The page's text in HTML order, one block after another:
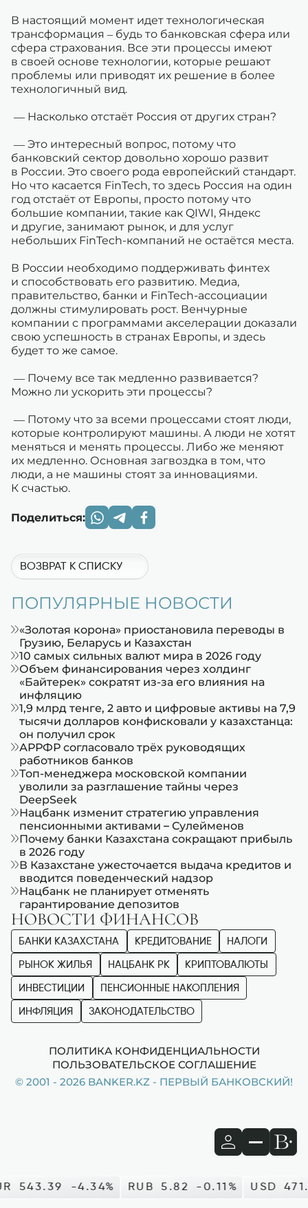
В настоящий момент идет технологическая
трансформация – будь то банковская сфера или
сфера страхования. Все эти процессы имеют
в своей основе технологии, которые решают
проблемы или приводят их решение в более
технологичный вид.
— Насколько отстаёт Россия от других стран?
— Это интересный вопрос, потому что
банковский сектор довольно хорошо развит
в России. Это своего рода европейский стандарт.
Но что касается FinTech, то здесь Россия на один
год отстаёт от Европы, просто потому что
большие компании, такие как QIWI, Яндекс
и другие, занимают рынок, и для услуг
небольших FinTech-компаний не остаётся места.
В России необходимо поддерживать финтех
и способствовать его развитию. Медиа,
правительство, банки и FinTech-ассоциации
должны стимулировать рост. Венчурные
компании с программами акселерации доказали
свою успешность в странах Европы, и здесь
будет то же самое.
— Почему все так медленно развивается?
Можно ли ускорить эти процессы?
— Потому что за всеми процессами стоят люди,
которые контролируют машины. А люди не хотят
меняться и менять процессы. Либо же меняют
их медленно. Основная загвоздка в том, что
люди, а не машины стоят за инновациями.
К счастью.
Поделиться:
ВОЗВРАТ К СПИСКУ
ПОПУЛЯРНЫЕ НОВОСТИ
«Золотая корона» приостановила переводы в
Грузию, Беларусь и Казахстан
10 самых сильных валют мира в 2026 году
Объем финансирования через холдинг
«Байтерек» сократят из-за его влияния на
инфляцию
1,9 млрд тенге, 2 авто и цифровые активы на 7,9
тысячи долларов конфисковали у казахстанца:
он получил срок
АРРФР согласовало трёх руководящих
работников банков
Топ-менеджера московской компании
уволили за разглашение тайны через
DeepSeek
Нацбанк изменит стратегию управления
пенсионными активами – Сулейменов
Почему банки Казахстана сокращают прибыль
в 2026 году
В Казахстане ужесточается выдача кредитов и
вводится поведенческий надзор
Нацбанк не планирует отменять
гарантирование депозитов
НОВОСТИ ФИНАНСОВ
БАНКИ КАЗАХСТАНА КРЕДИТОВАНИЕ НАЛОГИ
РЫНОК ЖИЛЬЯ НАЦБАНК РК КРИПТОВАЛЮТЫ
ИНВЕСТИЦИИ ПЕНСИОННЫЕ НАКОПЛЕНИЯ
ИНФЛЯЦИЯ ЗАКОНОДАТЕЛЬСТВО
ПОЛИТИКА КОНФИДЕНЦИАЛЬНОСТИ
ПОЛЬЗОВАТЕЛЬСКОЕ СОГЛАШЕНИЕ
© 2001 - 2026 BANKER.KZ - ПЕРВЫЙ БАНКОВСКИЙ!
543.39 -4.34% RUB 5.82 -0.11% USD